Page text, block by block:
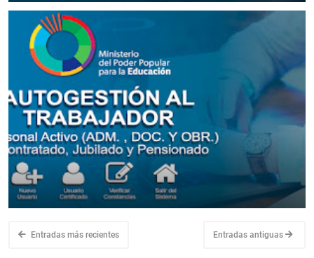
▷ Autogestión RRHH - Consultar y Descargar Recibo de Pago
Constancia de Trabajo MPPE
September 16, 2022
Entradas más recientes Entradas antiguas